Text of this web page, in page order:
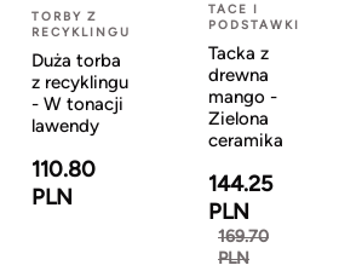
TORBY Z
RECYKLINGU
Duża torba
z recyklingu
- W tonacji
lawendy
110.80
PLN
TACE I
PODSTAWKI
Tacka z
drewna
mango -
Zielona
ceramika
144.25
PLN
169.70
PLN